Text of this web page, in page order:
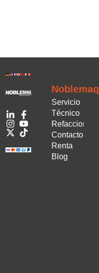
Noblemaq
Servicio
Técnico
Refacciones
Contacto
Renta
Blog